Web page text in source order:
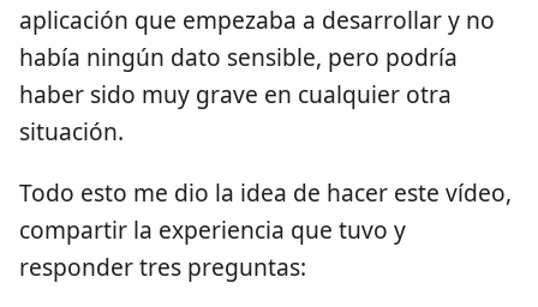
aplicación que empezaba a desarrollar y no
había ningún dato sensible, pero podría
haber sido muy grave en cualquier otra
situación.
Todo esto me dio la idea de hacer este vídeo,
compartir la experiencia que tuvo y
responder tres preguntas: